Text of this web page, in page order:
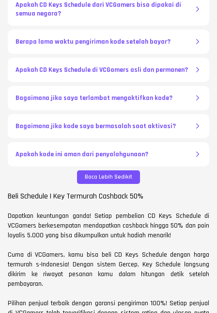
Apakah CD Keys Schedule dari VCGamers bisa dipakai di
semua negara?
Berapa lama waktu pengiriman kode setelah bayar?
Apakah CD Keys Schedule di VCGamers asli dan permanen?
Bagaimana jika saya terlambat mengaktifkan kode?
Bagaimana jika kode saya bermasalah saat aktivasi?
Apakah kode ini aman dari penyalahgunaan?
Baca Lebih Sedikit
Beli Schedule | Key Termurah Cashback 50%
Dapatkan keuntungan ganda! Setiap pembelian CD Keys Schedule di
VCGamers berkesempatan mendapatkan cashback hingga 50% dan poin
loyalis 5.000 yang bisa dikumpulkan untuk hadiah menarik!
Cuma di VCGamers, kamu bisa beli CD Keys Schedule dengan harga
termurah s-Indonesia! Dengan sistem Gercep, Key Schedule langsung
dikirim ke riwayat pesanan kamu dalam hitungan detik setelah
pembayaran.
Pilihan penjual terbaik dengan garansi pengiriman 100%! Setiap penjual